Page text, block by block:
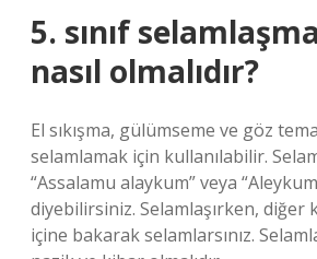
5. sınıf
nasıl olmalıdır?
El sıkışma, gülümseme ve göz
selamlamak için kullanılabilir.
“Assalamu alaykum” veya
diyebilirsiniz. Selamlaşırken, diğer
içine bakarak selamlarsınız.